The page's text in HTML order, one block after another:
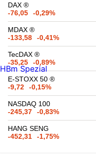
DAX ®
-76,05
-0,29%
MDAX ®
-133,58
-0,41%
TecDAX ®
-35,25
-0,89%
E-STOXX 50 ®
-9,72
-0,15%
NASDAQ 100
-245,37
-0,83%
HANG SENG
-452,31
-1,75%
HBm Spezial